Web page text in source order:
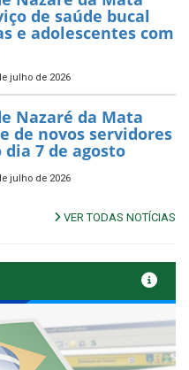
de saúde bucal
e adolescentes com
julho de 2026
Nazaré da Mata
de novos servidores
dia 7 de agosto
julho de 2026
VER TODAS NOTÍCIAS